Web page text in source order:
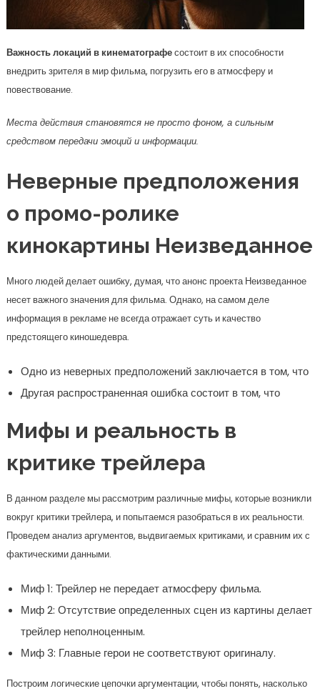
Важность локаций в кинематографесостоит в их способности
внедрить зрителя в мир фильма, погрузить его в атмосферу и
повествование.
Места действия становятся не просто фоном, а сильным
средством передачи эмоций и информации.
Неверные предположения
о промо-ролике
кинокартины Неизведанное
Много людей делает ошибку, думая, что анонс проекта Неизведанное
несет важного значения для фильма. Однако, на самом деле
информация в рекламе не всегда отражает суть и качество
предстоящего киношедевра.
Одно из неверных предположений заключается в том, что
Другая распространенная ошибка состоит в том, что
Мифы и реальность в
критике трейлера
В данном разделе мы рассмотрим различные мифы, которые возникли
вокруг критики трейлера, и попытаемся разобраться в их реальности.
Проведем анализ аргументов, выдвигаемых критиками, и сравним их с
фактическими данными.
Миф 1: Трейлер не передает атмосферу фильма.
Миф 2: Отсутствие определенных сцен из картины делает
трейлер неполноценным.
Миф 3: Главные герои не соответствуют оригиналу.
Построим логические цепочки аргументации, чтобы понять, насколько